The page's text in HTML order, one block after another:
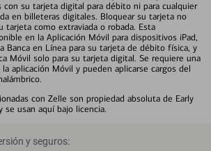
con su tarjeta digital para débito ni para cualquier
en billeteras digitales. Bloquear su tarjeta no
tarjeta como extraviada o robada. Esta
en la Aplicación Móvil para dispositivos iPad,
Banca en Línea para su tarjeta de débito física, y
Móvil solo para su tarjeta digital. Se requiere una
aplicación Móvil y pueden aplicarse cargos del
con Zelle son propiedad absoluta de Early
se usan aquí bajo licencia.
y seguros: